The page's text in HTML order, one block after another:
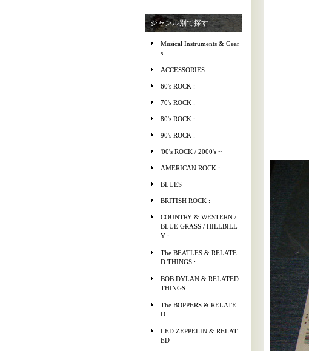
ジャンル別で探す
Musical Instruments & Gear
s
ACCESSORIES
60's ROCK :
70's ROCK :
80's ROCK :
90's ROCK :
'00's ROCK / 2000's ~
AMERICAN ROCK :
BLUES
BRITISH ROCK :
COUNTRY & WESTERN /
BLUE GRASS / HILLBILL
Y :
The BEATLES & RELATE
D THINGS :
BOB DYLAN & RELATED
THINGS
The BOPPERS & RELATE
D
LED ZEPPELIN & RELAT
ED